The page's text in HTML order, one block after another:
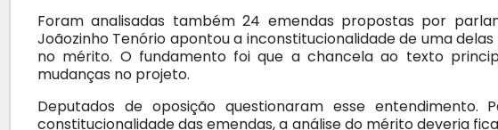
Foram analisadas também 24 emendas propostas por
Joãozinho Tenório apontou a inconstitucionalidade de uma
no mérito. O fundamento foi que a chancela ao texto
mudanças no projeto.
Deputados de oposição questionaram esse entendimento.
constitucionalidade das emendas, a análise do mérito deveria